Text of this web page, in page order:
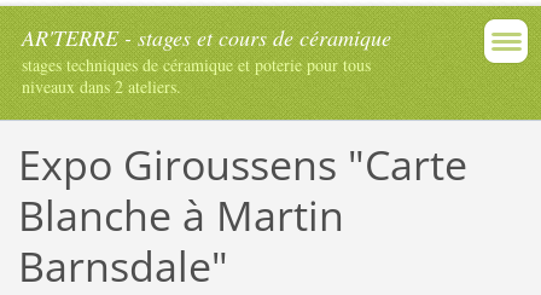
AR'TERRE - stages et cours de céramique
stages techniques de céramique et poterie pour tous
niveaux dans 2 ateliers.
Expo Giroussens "Carte
Blanche à Martin
Barnsdale"